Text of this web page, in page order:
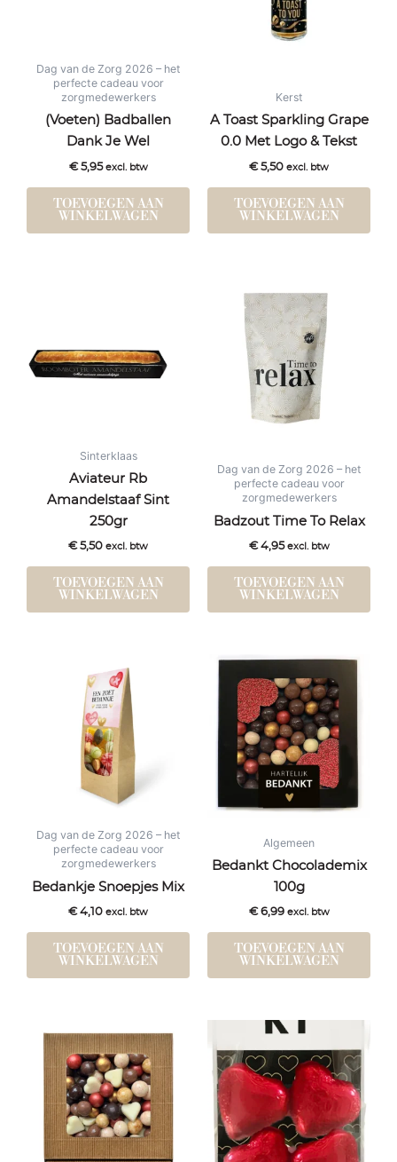
Dag van de Zorg 2026 – het
perfecte cadeau voor
zorgmedewerkers
(Voeten) Badballen
Dank Je Wel
€5,95 excl. btw
TOEVOEGEN AAN
WINKELWAGEN
Kerst
A Toast Sparkling Grape
0.0 Met Logo & Tekst
€5,50 excl. btw
TOEVOEGEN AAN
WINKELWAGEN
Sinterklaas
Aviateur Rb
Amandelstaaf Sint
250gr
€5,50 excl. btw
TOEVOEGEN AAN
WINKELWAGEN
Dag van de Zorg 2026 – het
perfecte cadeau voor
zorgmedewerkers
Badzout Time To Relax
€4,95 excl. btw
TOEVOEGEN AAN
WINKELWAGEN
Dag van de Zorg 2026 – het
perfecte cadeau voor
zorgmedewerkers
Bedankje Snoepjes Mix
€4,10 excl. btw
TOEVOEGEN AAN
WINKELWAGEN
Algemeen
Bedankt Chocolademix
100g
€6,99 excl. btw
TOEVOEGEN AAN
WINKELWAGEN